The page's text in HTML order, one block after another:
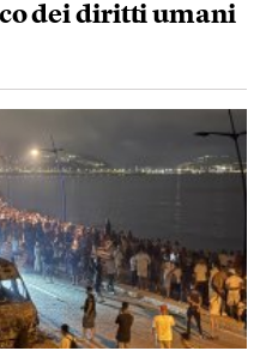
dei diritti umani